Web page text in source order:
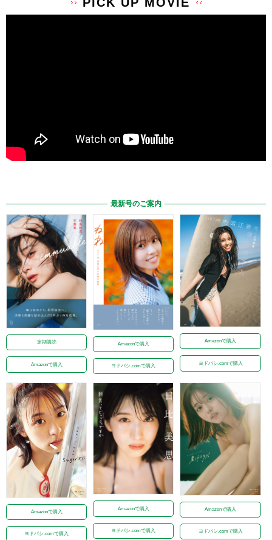
最新号のご案内
定期購読
Amazonで購入
Amazonで購入
ヨドバシ.comで購入
Amazonで購入
ヨドバシ.comで購入
Amazonで購入
ヨドバシ.comで購入
Amazonで購入
ヨドバシ.comで購入
Amazonで購入
ヨドバシ.comで購入